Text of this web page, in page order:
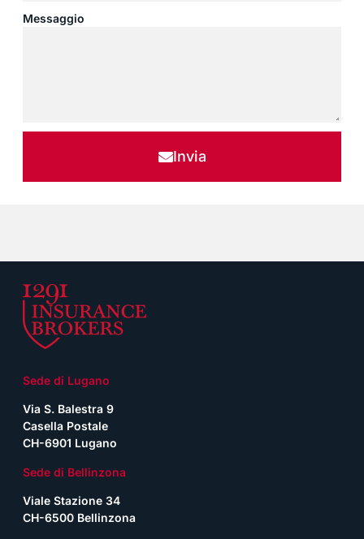
Messaggio
Invia
Sede di Lugano
Via S. Balestra 9
Casella Postale
CH-6901 Lugano
Sede di Bellinzona
Viale Stazione 34
CH-6500 Bellinzona